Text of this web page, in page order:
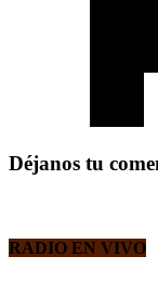
Déjanos tu
RADIO EN VIVO